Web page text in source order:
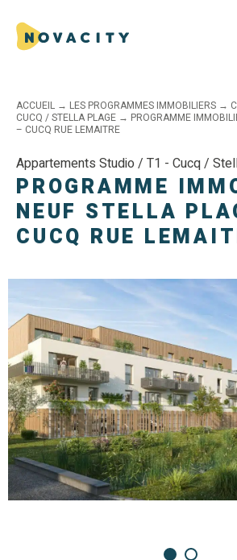
ACCUEIL → LES PROGRAMMES IMMOBILIERS →
CUCQ / STELLA PLAGE → PROGRAMME
– CUCQ RUE LEMAITRE
Appartements Studio / T1 - Cucq /
PROGRAMME
NEUF STELLA
CUCQ RUE